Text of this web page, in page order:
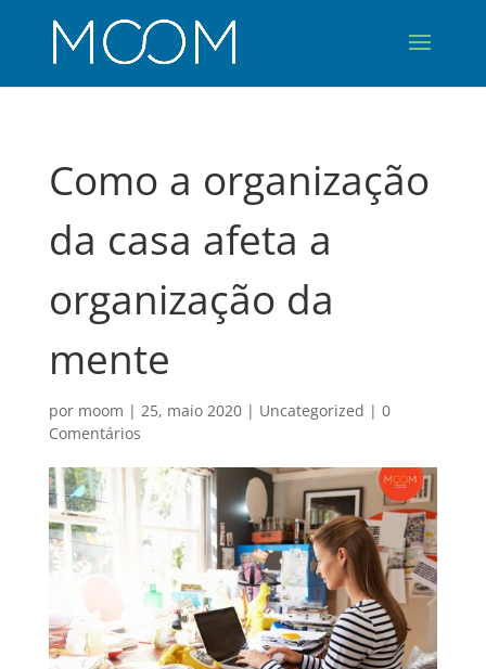
Como a organização
da casa afeta a
organização da
mente
por moom | 25, maio 2020| Uncategorized | 0
Comentários